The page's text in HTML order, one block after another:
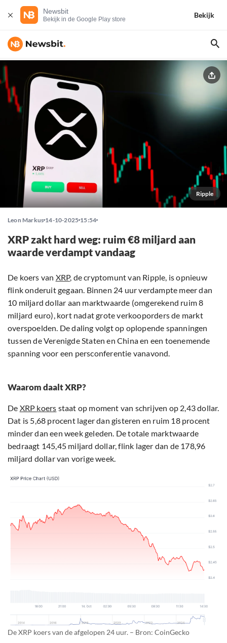
Newsbit
Bekijk in de Google Play store
Bekijk
Ripple
Leon Markus 14-10-2025 15:54
XRP zakt hard weg: ruim €8 miljard aan
waarde verdampt vandaag
De koers van XRP, de cryptomunt van Ripple, is opnieuw
flink onderuit gegaan. Binnen 24 uur verdampte meer dan
10 miljard dollar aan marktwaarde (omgerekend ruim 8
miljard euro), kort nadat grote verkooporders de markt
overspoelden. De daling volgt op oplopende spanningen
tussen de Verenigde Staten en China en een toenemende
spanning voor een persconferentie vanavond.
Waarom daalt XRP?
De XRP koers staat op moment van schrijven op 2,43 dollar.
Dat is 5,68 procent lager dan gisteren en ruim 18 procent
minder dan een week geleden. De totale marktwaarde
bedraagt 145,45 miljard dollar, flink lager dan de 178,96
miljard dollar van vorige week.
De XRP koers van de afgelopen 24 uur. – Bron: CoinGecko